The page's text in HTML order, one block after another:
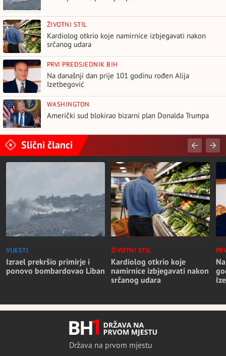
ŽIVOTNI STIL
Kardiolog otkrio koje namirnice izbjegavati nakon
srčanog udara
PRVI PREDSJEDNIK BIH
Na današnji dan prije 101 godinu rođen Alija
Izetbegović
WASHINGTON
Američki sud blokirao bizarni plan Donalda Trumpa
Slični članci
VIJESTI
Izrael prekršio primirje i
ponovo bombardovao Liban
ŽIVOTNI STIL
Kardiolog otkrio koje
namirnice izbjegavati nakon
srčanog udara
Država na prvom mjestu